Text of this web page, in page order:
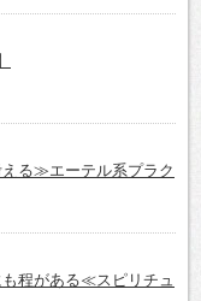
る≫エーテル系プラク
も程がある≪スピリチュ